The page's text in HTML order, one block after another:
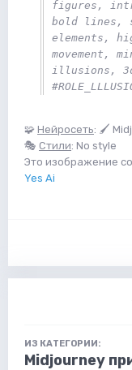
figures,
bold lines,
elements,
movement,
illusions,
🧩 Нейросеть: 🖌
🎭 Стили: No style
Это изображение
Yes Ai
ИЗ КАТЕГОРИИ:
Midjourney